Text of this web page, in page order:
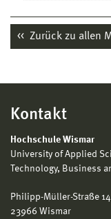
Zurück zu allen
Kontakt
Hochschule Wismar
University of Applied
Technology, Business
Philipp-Müller-Straße 14
23966 Wismar